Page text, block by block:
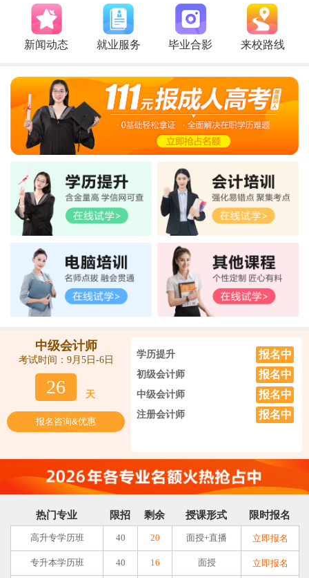
新闻动态 就业服务 毕业合影 来校路线
中级会计师
考试时间：9月5日-6日
26 天
报名咨询&优惠
学历提升 报名中
初级会计师 报名中
中级会计师 报名中
注册会计师 报名中
热门专业 限招 剩余 授课形式 限时报名
高升专学历班 40 20 面授+直播 立即报名
专升本学历班 40 16 面授 立即报名